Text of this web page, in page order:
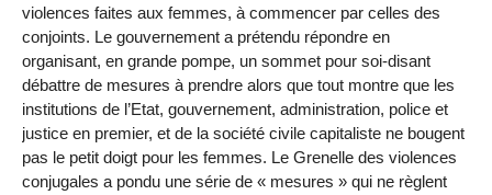
violences faites aux femmes, à commencer par celles des
conjoints. Le gouvernement a prétendu répondre en
organisant, en grande pompe, un sommet pour soi-disant
débattre de mesures à prendre alors que tout montre que les
institutions de l’Etat, gouvernement, administration, police et
justice en premier, et de la société civile capitaliste ne bougent
pas le petit doigt pour les femmes. Le Grenelle des violences
conjugales a pondu une série de « mesures » qui ne règlent